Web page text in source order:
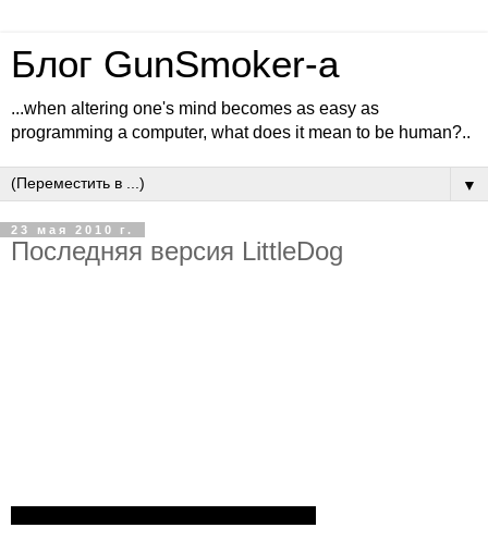
Блог GunSmoker-а
...when altering one's mind becomes as easy as
programming a computer, what does it mean to be human?..
▼
23 мая 2010 г.
Последняя версия LittleDog